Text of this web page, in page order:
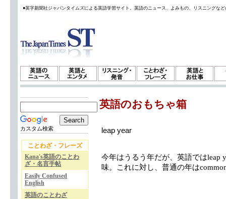
●英字新聞社ジャパンタイムズによる英語学習サイト。英語のニュース、よみもの、リスニングな
カスタム検索
ことわざ・フレーズ
Kana's英語のことわ
ざ・名言手帖
Easily Confused
English
英語のことわざ
英語のおもちゃ箱
leap year
今年はうるう年だが、英語ではleap
味。これに対し、普通の年は